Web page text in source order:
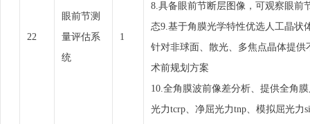
22
眼前节测
量评估系
统
1
8.具备眼前节断层图像，可观察眼前
态9.基于角膜光学特性优选人工晶状
针对非球面、散光、多焦点晶体提供
术前规划方案
10.全角膜波前像差分析、提供全角
光力tcrp、净屈光力tnp、模拟屈光力